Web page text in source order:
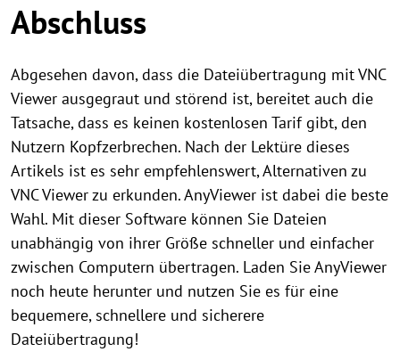
Abschluss
Abgesehen davon, dass die Dateiübertragung mit VNC
Viewer ausgegraut und störend ist, bereitet auch die
Tatsache, dass es keinen kostenlosen Tarif gibt, den
Nutzern Kopfzerbrechen. Nach der Lektüre dieses
Artikels ist es sehr empfehlenswert, Alternativen zu
VNC Viewer zu erkunden. AnyViewer ist dabei die beste
Wahl. Mit dieser Software können Sie Dateien
unabhängig von ihrer Größe schneller und einfacher
zwischen Computern übertragen. Laden Sie AnyViewer
noch heute herunter und nutzen Sie es für eine
bequemere, schnellere und sicherere
Dateiübertragung!